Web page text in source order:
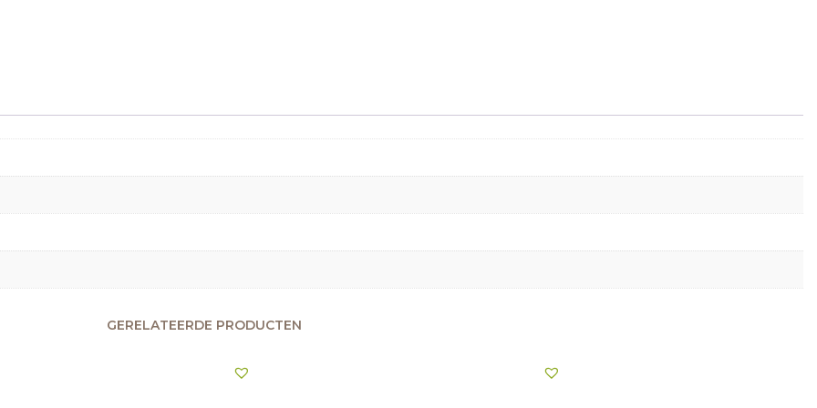
GERELATEERDE PRODUCTEN